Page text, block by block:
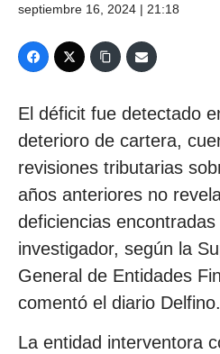
septiembre 16, 2024 | 21:18
El déficit fue detectado
deterioro de cartera,
revisiones tributarias
años anteriores no
deficiencias
investigador, según la
General de Entidades
comentó el diario Delfino.
La entidad interventora